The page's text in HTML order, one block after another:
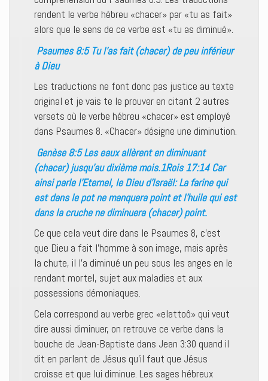
rendent le verbe hébreu «chacer» par «tu as fait»
alors que le sens de ce verbe est «tu as diminué».
Psaumes 8:5 Tu l’as fait (chacer) de peu inférieur
à Dieu
Les traductions ne font donc pas justice au texte
original et je vais te le prouver en citant 2 autres
versets où le verbe hébreu «chacer» est employé
dans Psaumes 8. «Chacer» désigne une diminution.
Genèse 8:5 Les eaux allèrent en diminuant
(chacer) jusqu’au dixième mois.1Rois 17:14 Car
ainsi parle l’Eternel, le Dieu d’Israël: La farine qui
est dans le pot ne manquera point et l’huile qui est
dans la cruche ne diminuera (chacer) point.
Ce que cela veut dire dans le Psaumes 8, c’est
que Dieu a fait l’homme à son image, mais après
la chute, il l’a diminué un peu sous les anges en le
rendant mortel, sujet aux maladies et aux
possessions démoniaques.
Cela correspond au verbe grec «elattoô» qui veut
dire aussi diminuer, on retrouve ce verbe dans la
bouche de Jean-Baptiste dans Jean 3:30 quand il
dit en parlant de Jésus qu’il faut que Jésus
croisse et que lui diminue. Les sages hébreux